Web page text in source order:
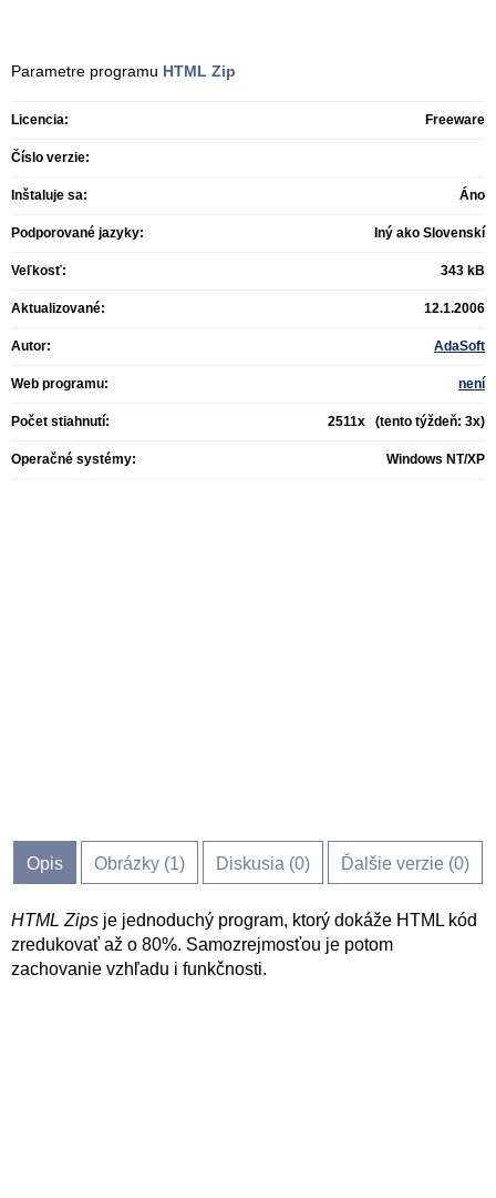
Parametre programu HTML Zip
Licencia: Freeware
Číslo verzie:
Inštaluje sa: Áno
Podporované jazyky: Iný ako Slovenskí
Veľkosť: 343 kB
Aktualizované: 12.1.2006
Autor: AdaSoft
Web programu: není
Počet stiahnutí: 2511x (tento týždeň: 3x)
Operačné systémy: Windows NT/XP
Opis Obrázky (1) Diskusia (0) Ďalšie verzie (0)
HTML Zips je jednoduchý program, ktorý dokáže HTML kód
zredukovať až o 80%. Samozrejmosťou je potom
zachovanie vzhľadu i funkčnosti.